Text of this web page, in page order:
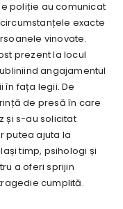
poliție au comunicat
exacte
vinovate.
prezent la locul
angajamentul
fața legii. De
de presă în care
și s-au solicitat
putea ajuta la
timp, psihologi și
a oferi sprijin
cumplită.